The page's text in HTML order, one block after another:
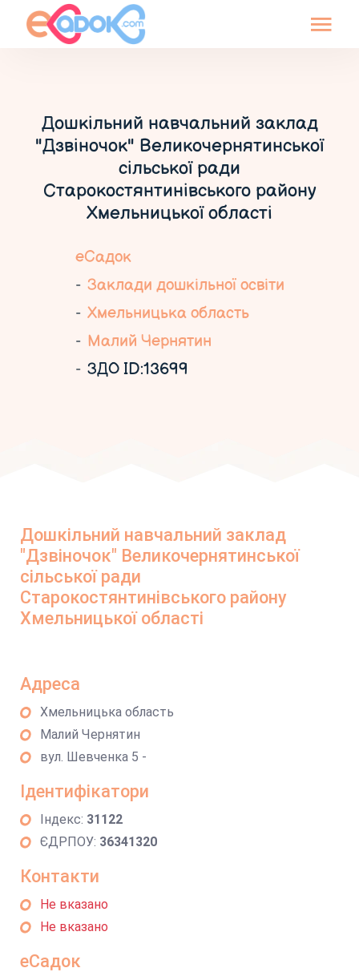
Дошкільний навчальний заклад
"Дзвіночок" Великочернятинської
сільської ради
Старокостянтинівського району
Хмельницької області
еСадок
Заклади дошкільної освіти
Хмельницька область
Малий Чернятин
ЗДО ID:13699
Дошкільний навчальний заклад
"Дзвіночок" Великочернятинської
сільської ради
Старокостянтинівського району
Хмельницької області
Адреса
Хмельницька область
Малий Чернятин
вул. Шевченка 5 -
Ідентифікатори
Індекс: 31122
ЄДРПОУ: 36341320
Контакти
Не вказано
Не вказано
еСадок